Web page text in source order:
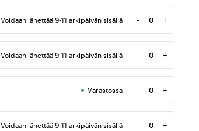
Voidaan lähettää 9-11 arkipäivän sisällä -
Määrä
+
Voidaan lähettää 9-11 arkipäivän sisällä -
Määrä
+
Varastossa -
Määrä
+
Voidaan lähettää 9-11 arkipäivän sisällä - +